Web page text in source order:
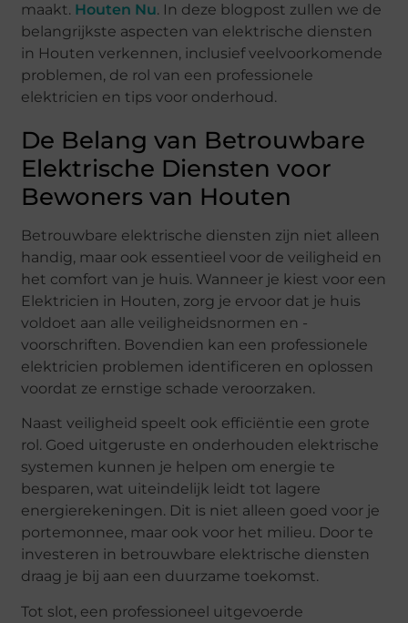
maakt. Houten Nu. In deze blogpost zullen we de
belangrijkste aspecten van elektrische diensten
in Houten verkennen, inclusief veelvoorkomende
problemen, de rol van een professionele
elektricien en tips voor onderhoud.
De Belang van Betrouwbare
Elektrische Diensten voor
Bewoners van Houten
Betrouwbare elektrische diensten zijn niet alleen
handig, maar ook essentieel voor de veiligheid en
het comfort van je huis. Wanneer je kiest voor een
Elektricien in Houten, zorg je ervoor dat je huis
voldoet aan alle veiligheidsnormen en -
voorschriften. Bovendien kan een professionele
elektricien problemen identificeren en oplossen
voordat ze ernstige schade veroorzaken.
Naast veiligheid speelt ook efficiëntie een grote
rol. Goed uitgeruste en onderhouden elektrische
systemen kunnen je helpen om energie te
besparen, wat uiteindelijk leidt tot lagere
energierekeningen. Dit is niet alleen goed voor je
portemonnee, maar ook voor het milieu. Door te
investeren in betrouwbare elektrische diensten
draag je bij aan een duurzame toekomst.
Tot slot, een professioneel uitgevoerde